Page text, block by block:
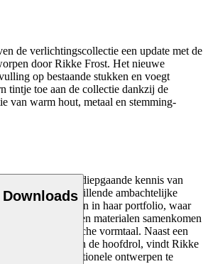
de verlichtingscollectie een update met de
door Rikke Frost. Het nieuwe
op bestaande stukken en voegt
tintje toe aan de collectie dankzij de
van warm hout, metaal en stemming-
bekend om haar diepgaande kennis van
waarop ze verschillende ambachtelijke
is duidelijk te zien in haar portfolio, waar
designelementen en materialen samenkomen
met een organische vormtaal. Naast een
ronde vormen in de hoofdrol, vindt Rikke
duurzame en functionele ontwerpen te